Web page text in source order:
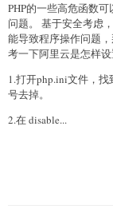
PHP的一些高危函数
问题。 基于安全考虑
能导致程序操作问题
考一下阿里云是怎样设
1.打开php.ini文件，
号去掉。
2.在 disable...